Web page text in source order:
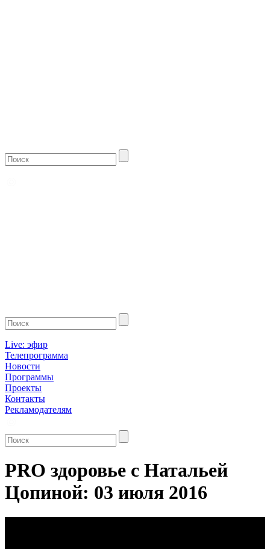
Live: эфир
Телепрограмма
Новости
Программы
Проекты
Контакты
Рекламодателям
PRO здоровье с Натальей
Цопиной: 03 июля 2016